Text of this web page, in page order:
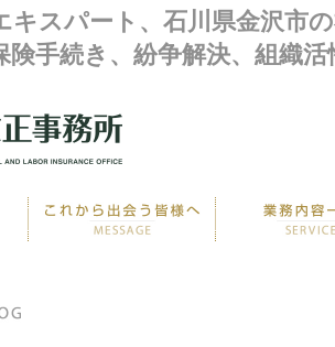
キスパート、石川県金沢市
険手続き、紛争解決、組織